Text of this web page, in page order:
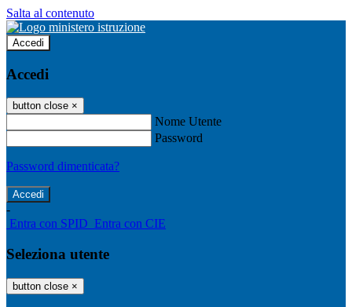
Salta al contenuto
Accedi
Accedi
button close ×
Nome Utente
Password
Password dimenticata?
-
Entra con SPID Entra con CIE
Seleziona utente
button close ×